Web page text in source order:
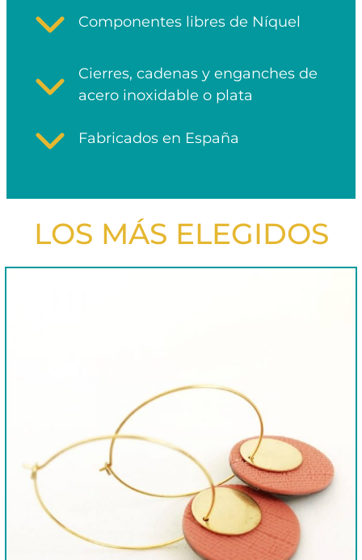
Componentes libres de Níquel
Cierres, cadenas y enganches de
acero inoxidable o plata
Fabricados en España
LOS MÁS ELEGIDOS